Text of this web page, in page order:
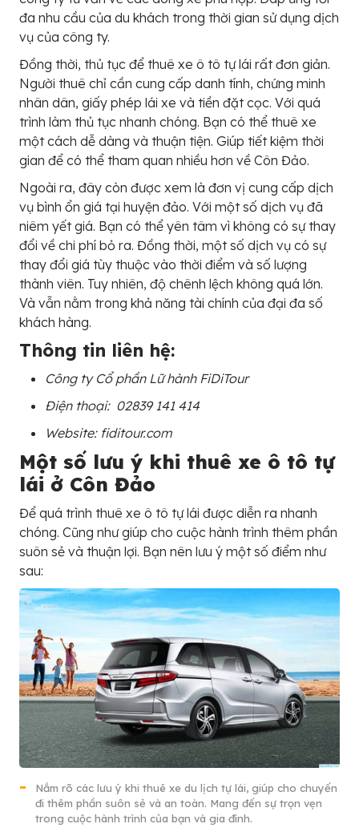
đa nhu cầu của du khách trong thời gian sử dụng dịch
vụ của công ty.
Đồng thời, thủ tục để thuê xe ô tô tự lái rất đơn giản.
Người thuê chỉ cần cung cấp danh tính, chứng minh
nhân dân, giấy phép lái xe và tiền đặt cọc. Với quá
trình làm thủ tục nhanh chóng. Bạn có thể thuê xe
một cách dễ dàng và thuận tiện. Giúp tiết kiệm thời
gian để có thể tham quan nhiều hơn về Côn Đảo.
Ngoài ra, đây còn được xem là đơn vị cung cấp dịch
vụ bình ổn giá tại huyện đảo. Với một số dịch vụ đã
niêm yết giá. Bạn có thể yên tâm vì không có sự thay
đổi về chi phí bỏ ra. Đồng thời, một số dịch vụ có sự
thay đổi giá tùy thuộc vào thời điểm và số lượng
thành viên. Tuy nhiên, độ chênh lệch không quá lớn.
Và vẫn nằm trong khả năng tài chính của đại đa số
khách hàng.
Thông tin liên hệ:
Công ty Cổ phần Lữ hành FiDiTour
Điện thoại: 02839 141 414
Website: fiditour.com
Một số lưu ý khi thuê xe ô tô tự
lái ở Côn Đảo
Để quá trình thuê xe ô tô tự lái được diễn ra nhanh
chóng. Cũng như giúp cho cuộc hành trình thêm phần
suôn sẻ và thuận lợi. Bạn nên lưu ý một số điểm như
sau:
Nắm rõ các lưu ý khi thuê xe du lịch tự lái, giúp cho chuyến
đi thêm phần suôn sẻ và an toàn. Mang đến sự trọn vẹn
trong cuộc hành trình của bạn và gia đình.